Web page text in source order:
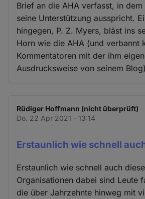
Brief an die AHA verfasst, in
seine Unterstützung ausspricht.
hingegen, P. Z. Myers, bläst ins
Horn wie die AHA (und verbannt
Kommentatoren mit der ihm
Ausdrucksweise von seinem
Rüdiger Hoffmann (nicht überprüft)
Do. 22 Apr 2021 - 13:14
Erstaunlich wie schnell
Erstaunlich wie schnell auch
Organisationen dabei sind Leute
die über Jahrzehnte hinweg mit